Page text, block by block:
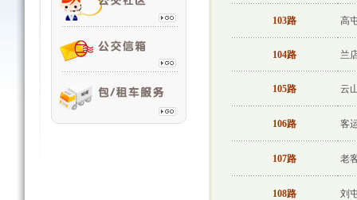
103路 高
104路 兰
105路 云
106路 客
107路 老
108路 刘